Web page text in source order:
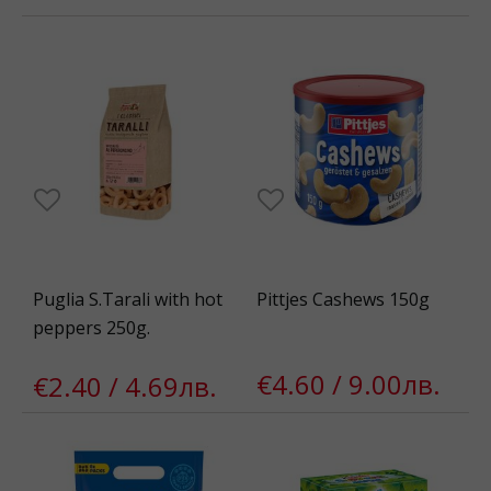
Puglia S.Tarali with hot
pеppers 250g.
€2.40 / 4.69лв.
Pittjes Cashews 150g
€4.60 / 9.00лв.